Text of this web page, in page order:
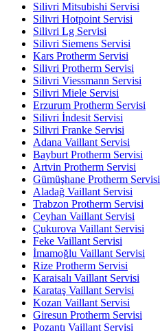
Silivri Mitsubishi Servisi
Silivri Hotpoint Servisi
Silivri Lg Servisi
Silivri Siemens Servisi
Kars Protherm Servisi
Silivri Protherm Servisi
Silivri Viessmann Servisi
Silivri Miele Servisi
Erzurum Protherm Servisi
Silivri İndesit Servisi
Silivri Franke Servisi
Adana Vaillant Servisi
Bayburt Protherm Servisi
Artvin Protherm Servisi
Gümüşhane Protherm Servisi
Aladağ Vaillant Servisi
Trabzon Protherm Servisi
Ceyhan Vaillant Servisi
Çukurova Vaillant Servisi
Feke Vaillant Servisi
İmamoğlu Vaillant Servisi
Rize Protherm Servisi
Karaisalı Vaillant Servisi
Karataş Vaillant Servisi
Kozan Vaillant Servisi
Giresun Protherm Servisi
Pozantı Vaillant Servisi